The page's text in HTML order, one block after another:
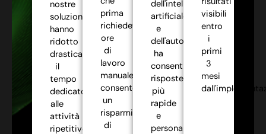
nostre
soluzioni
hanno
ridotto
drasticamente
il
tempo
dedicato
alle
attività
ripetitive,
prima
richiedevano
ore
di
lavoro
manuale,
consentendo
un
risparmio
di
dell'intelligenza
artificiale
e
dell'automazione
ha
consentito
risposte
più
rapide
e
personalizzate,
visibili
entro
i
primi
3
mesi